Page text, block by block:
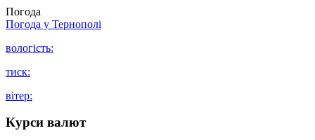
Погода
Погода у Тернополі
вологість:
тиск:
вітер:
Курси валют